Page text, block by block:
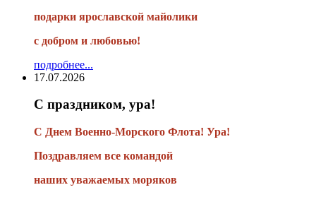
подарки ярославской майолики
с добром и любовью!
подробнее...
17.07.2026
С праздником, ура!
С Днем Военно-Морского Флота! Ура!
Поздравляем все командой
наших уважаемых моряков